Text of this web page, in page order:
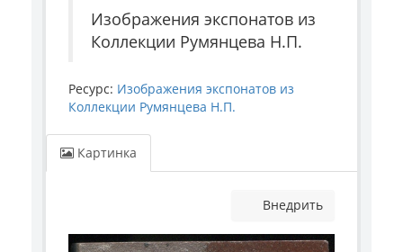
Изображения экспонатов из
Коллекции Румянцева Н.П.
Ресурс: Изображения экспонатов из
Коллекции Румянцева Н.П.
Картинка
Внедрить